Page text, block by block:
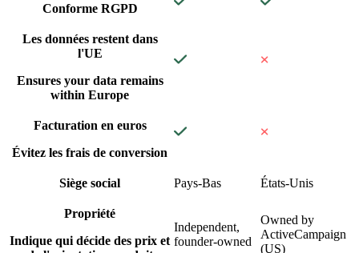
Conforme RGPD
Les données restent dans
l'UE
Ensures your data remains
within Europe
Facturation en euros
Évitez les frais de conversion
Siège social Pays-Bas États-Unis
Propriété
Indique qui décide des prix et
Independent,
founder-owned
Owned by
ActiveCampaign
(US)